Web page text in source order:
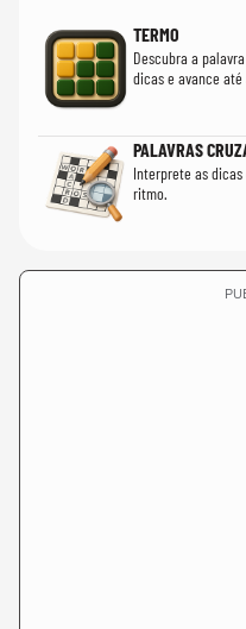
TERMO
Descubra a
dicas e avance
PALAVRAS
Interprete as
ritmo.